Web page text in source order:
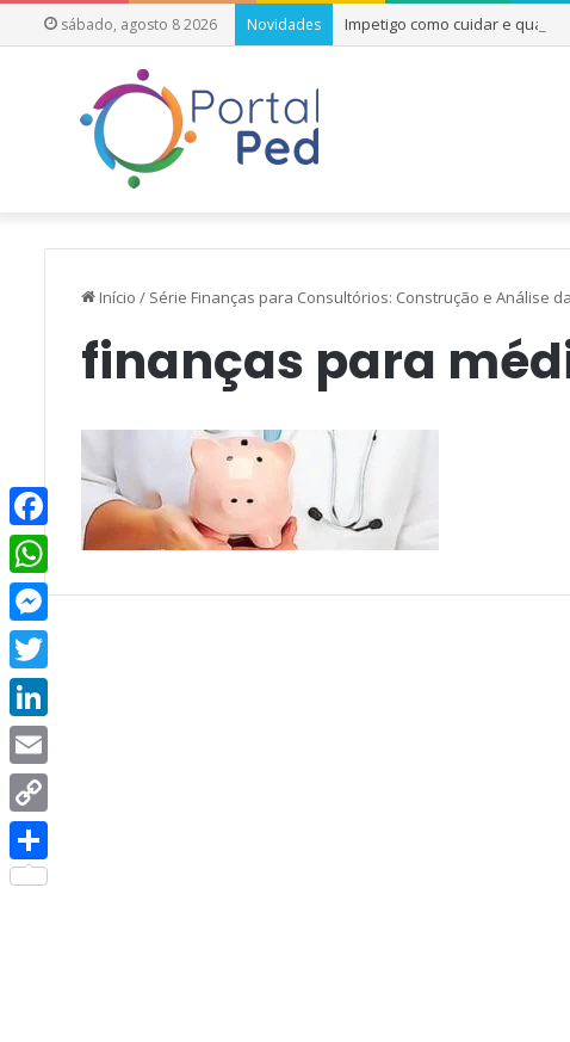
sábado, agosto 8 2026 Novidades Impetigo como cuidar e
Início / Série Finanças para Consultórios: Construção e Análise
finanças para
Facebook
WhatsApp
Messenger
Twitter
LinkedIn
Email
Copy
Link
Share